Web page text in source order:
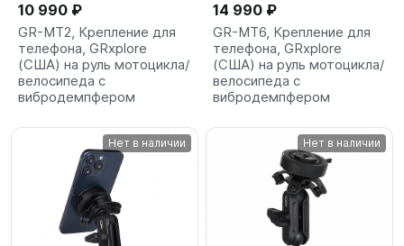
10 990 ₽
GR-MT2, Крепление для
телефона, GRxplore
(США) на руль мотоцикла/
велосипеда с
вибродемпфером
14 990 ₽
GR-MT6, Крепление для
телефона, GRxplore
(США) на руль мотоцикла/
велосипеда с
вибродемпфером
Нет в наличии Нет в наличии